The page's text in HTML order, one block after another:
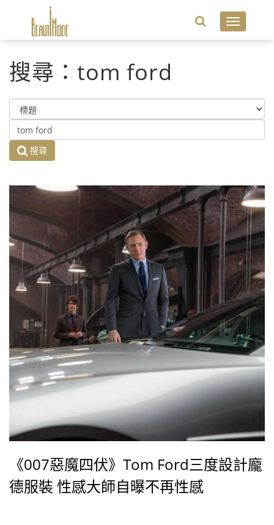
Toggle
搜尋：tom ford
搜尋
《007惡魔四伏》Tom Ford三度設計龐
德服裝 性感大師自曝不再性感